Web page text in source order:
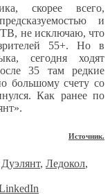
скорее всего,
и
не исключаю, что
55+. Но в
сегодня ходят
35 там редкие
большому счету со
Как ранее по
Источник.
Дуэлянт, Ледокол,